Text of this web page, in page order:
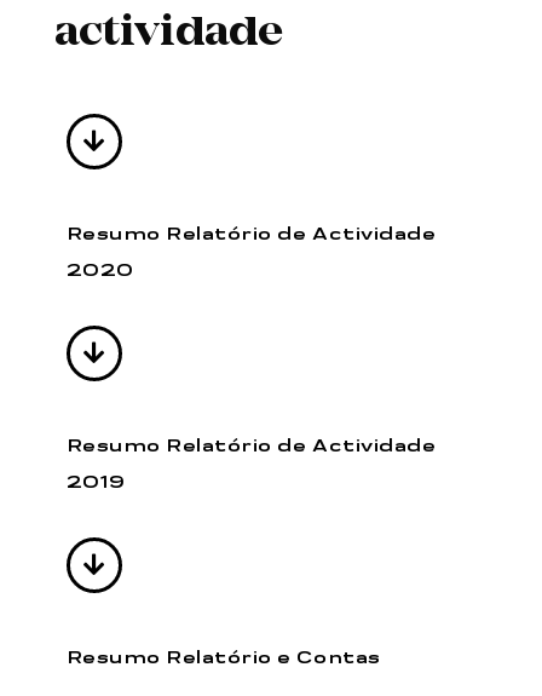
actividade
Resumo Relatório de Actividade
2020
Resumo Relatório de Actividade
2019
Resumo Relatório e Contas